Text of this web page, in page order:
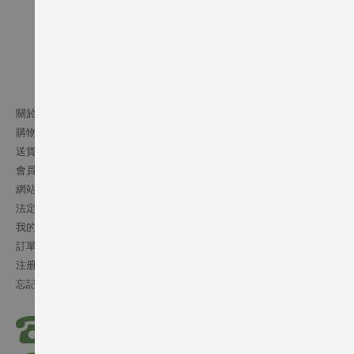
關於我們
購物須知
送貨條款
會員細則
網站條文
法定通告
我的帳號
訂單記錄
注册會員
忘記密碼